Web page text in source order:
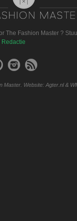
The Fashion Master ?
Redactie
Master. Website: Agter.nl &